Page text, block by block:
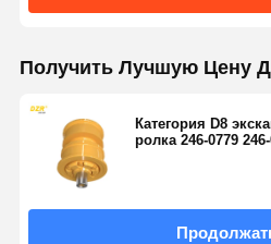
Получить Лучшую Цену
Категория D8
ролка 246-0779